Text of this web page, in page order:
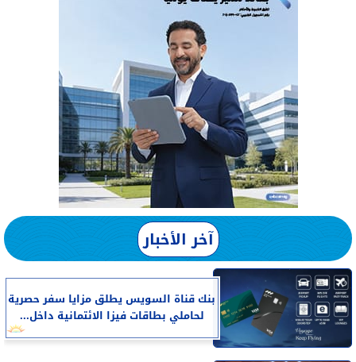
آخر الأخبار
بنك قناة السويس يطلق مزايا سفر حصرية
لحاملي بطاقات فيزا الائتمانية داخل...